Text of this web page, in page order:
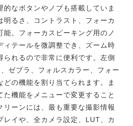
的なボタンやノブも搭載してい ま
明るさ、コントラスト、フォーカ
能。フォーカスピーキング用のノ
ィテールを微調整でき、ズーム時
れるので非常に便利 です。 左側
ゼブラ、フォルスカラー、フォー
どの機能を割り当てられ ます。
ま
た機能をメニューで変更すること
リーンには、最も重要な撮影情報
レイや、全カメラ設定、LUT、カ